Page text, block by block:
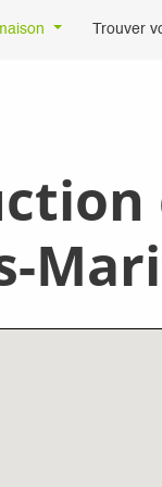
Trouver